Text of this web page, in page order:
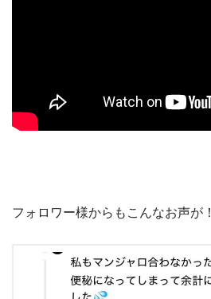
フォロワー様からもこんなお声が！